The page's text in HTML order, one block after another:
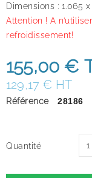
Dimensions : 1.065
Attention ! A
refroidissement!
155,00 €
129,17 € HT
Référence 28186
Quantité